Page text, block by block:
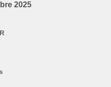
2025